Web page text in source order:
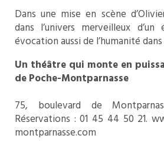
Dans une mise en scène
dans l’univers merveilleux
évocation aussi de l’humanité
Un théâtre qui monte en
de Poche-Montparnasse
75, boulevard de
Réservations : 01 45 44 50 21.
montparnasse.com